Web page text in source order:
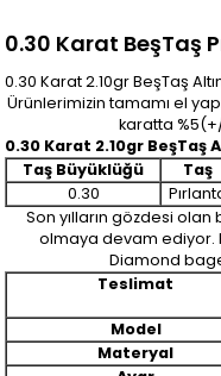
0.30 Karat BeşTaş
0.30 Karat 2.10gr BeşTaş
Ürünlerimizin tamamı el
karatta
0.30 Karat 2.10gr BeşTaş
Taş Büyüklüğü
Taş
0.30
Son yılların gözdesi
olmaya devam ediyor.
Diamond
Teslimat
Model
Materyal